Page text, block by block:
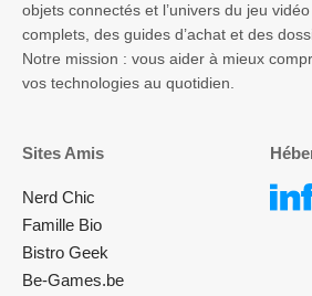
objets connectés et l’univers du jeu
complets, des guides d’achat et des
Notre mission : vous aider à mieux
vos technologies au quotidien.
Sites Amis
Nerd Chic
Famille Bio
Bistro Geek
Be-Games.be